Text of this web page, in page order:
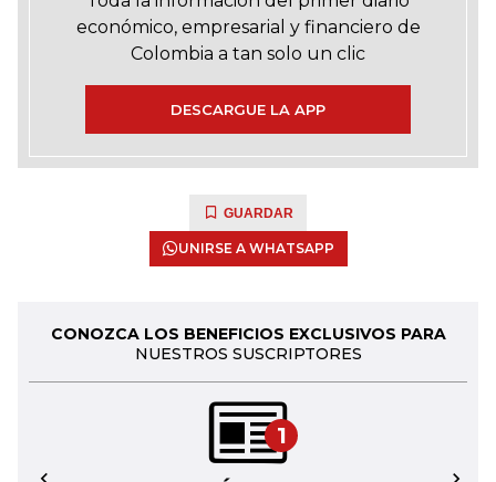
económico, empresarial y financiero de
Colombia a tan solo un clic
DESCARGUE LA APP
GUARDAR
UNIRSE A WHATSAPP
CONOZCA LOS BENEFICIOS EXCLUSIVOS PARA
NUESTROS SUSCRIPTORES
1